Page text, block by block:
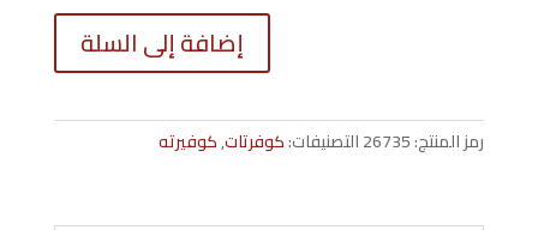
كمية
إضافة إلى السلة
رمز المنتج:26735التصنيفات:كوفرتات,كوفيرته